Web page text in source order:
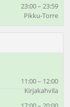
23:00 – 23:59
Pikku-Torre
11:00 – 12:00
Kirjakahvila